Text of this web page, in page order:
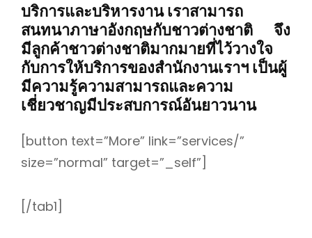
บริการและบริหารงาน เราสามารถ
สนทนาภาษาอังกฤษกับชาวต่างชาติ จึง
มีลูกค้าชาวต่างชาติมากมายที่ไว้วางใจ
กับการให้บริการของสำนักงานเราฯ เป็นผู้
มีความรู้ความสามารถและความ
เชี่ยวชาญมีประสบการณ์อันยาวนาน
[button text=”More” link=”services/”
size=”normal” target=”_self”]
[/tab1]